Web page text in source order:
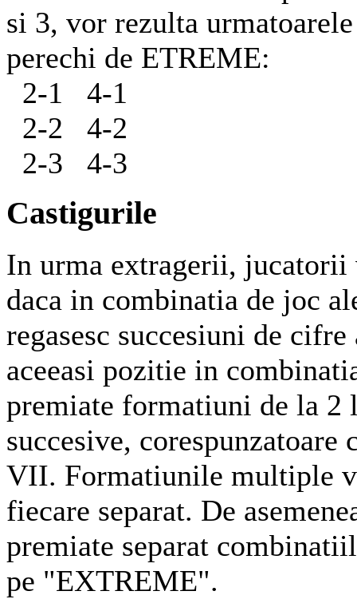
si 3, vor rezulta
perechi de ETREME:
2-1 4-1
2-2 4-2
2-3 4-3
Castigurile
In urma extragerii, jucatorii
daca in combinatia de joc
regasesc succesiuni de
aceeasi pozitie in
premiate formatiuni de la 2
succesive,
VII. Formatiunile multiple
fiecare separat. De
premiate separat
pe "EXTREME".